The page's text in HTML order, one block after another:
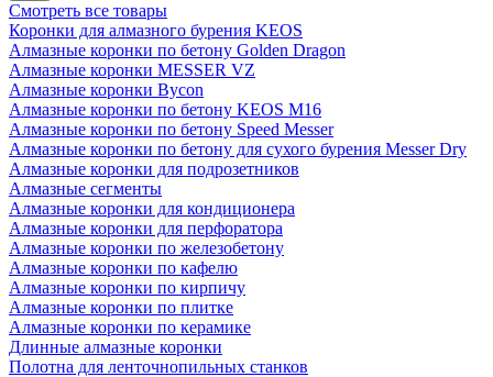
Смотреть все товары
Коронки для алмазного бурения KEOS
Алмазные коронки по бетону Golden Dragon
Алмазные коронки MESSER VZ
Алмазные коронки Bycon
Алмазные коронки по бетону KEOS M16
Алмазные коронки по бетону Speed Messer
Алмазные коронки по бетону для сухого бурения Messer Dry
Алмазные коронки для подрозетников
Алмазные сегменты
Алмазные коронки для кондиционера
Алмазные коронки для перфоратора
Алмазные коронки по железобетону
Алмазные коронки по кафелю
Алмазные коронки по кирпичу
Алмазные коронки по плитке
Алмазные коронки по керамике
Длинные алмазные коронки
Полотна для ленточнопильных станков